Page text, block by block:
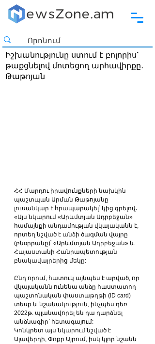
Իշխանությունը ստում է բոլորիս`
թաքցնելով մոտեցող արհավիրքը․
Թաթոյան
ՀՀ Մարդու իրավունքների նախկին
պաշտպան Արման Թաթոյանը
լուսանկար է հրապարակել՝ կից գրելով․
«Այս նկարում «Արևմտյան Ադրբեջան»
համայնքի անդամության վկայականն է,
որտեղ նշված է անձի ծագման վայրը
(բնօրրանը)՝ «Արևմտյան Ադրբեջան» և
Հայաստանի Հանրապետության
բնակավայրերից մեկը:
Ընդ որում, հատուկ այնպես է արված, որ
վկայականն ունենա անձը հաստատող
պաշտոնական փաստաթղթի (ID card)
տեսք և նշանակություն, ինչպես դեռ
2022թ. պլանավորել են դա դարձնել
անձնագիր՝ հետագայում:
Կոնկրետ այս նկարում նշված է
Ալավերդի, Փոքր Այրում, իսկ կլոր նշանն